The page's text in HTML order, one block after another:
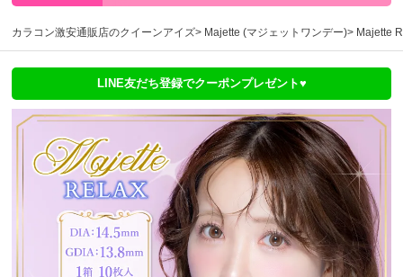
カラコン激安通販店のクイーンアイズ Majette (マジェットワンデー) Majette
LINE友だち登録でクーポンプレゼント♥